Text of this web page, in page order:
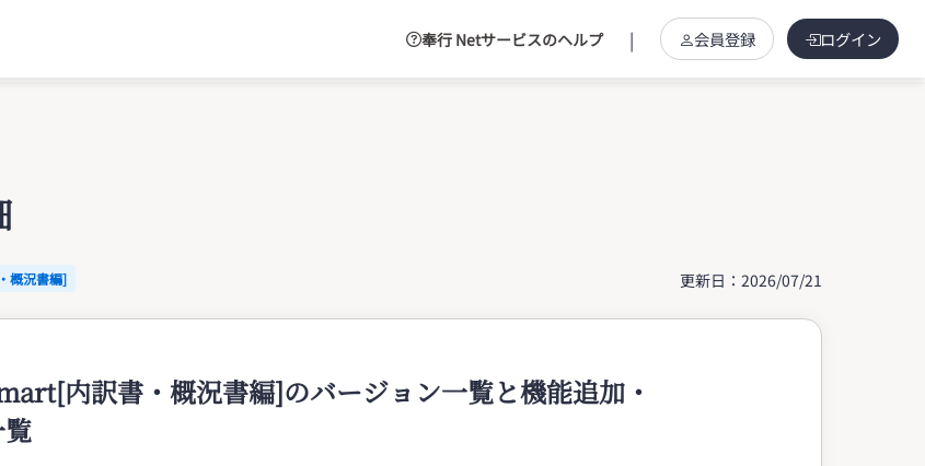
奉行 Netサービスのヘルプ | 会員登録 ログイン
概況書編] 更新日：2026/07/21
内訳書・概況書編]のバージョン一覧と機能追加・